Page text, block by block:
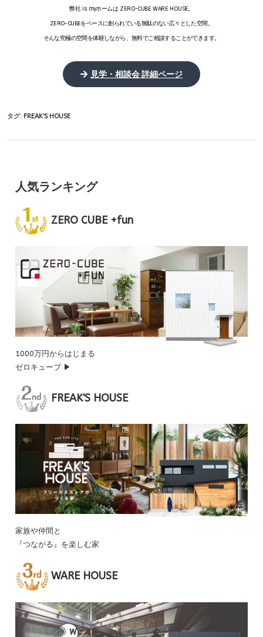
弊社 is myホームは ZERO-CUBE WARE HOUSE。
ZERO-CUBEをベースに創られている無駄のない広々とした空間。
そんな究極の空間を体験しながら、無料でご相談することができます。
見学・相談会 詳細ページ
タグ: FREAK'S HOUSE
人気ランキング
ZERO CUBE +fun
1000万円からはじまる
ゼロキューブ ▶
FREAK'S HOUSE
家族や仲間と
『つながる』を楽しむ家
WARE HOUSE